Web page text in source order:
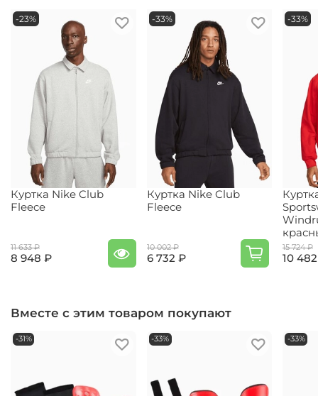
-23%
Куртка Nike Club
Fleece
11 633 ₽
8 948 ₽
-33%
Куртка Nike Club
Fleece
10 002 ₽
6 732 ₽
-33%
15 724 ₽
10
Вместе с этим товаром покупают
-31% -33% -33%